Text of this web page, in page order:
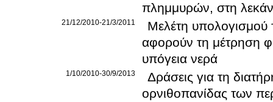
πλημμυρών, στη
21/12/2010-21/3/2011
Μελέτη
αφορούν τη μέτρηση
υπόγεια νερά
1/10/2010-30/9/2013
Δράσεις για τη
ορνιθοπανίδας των